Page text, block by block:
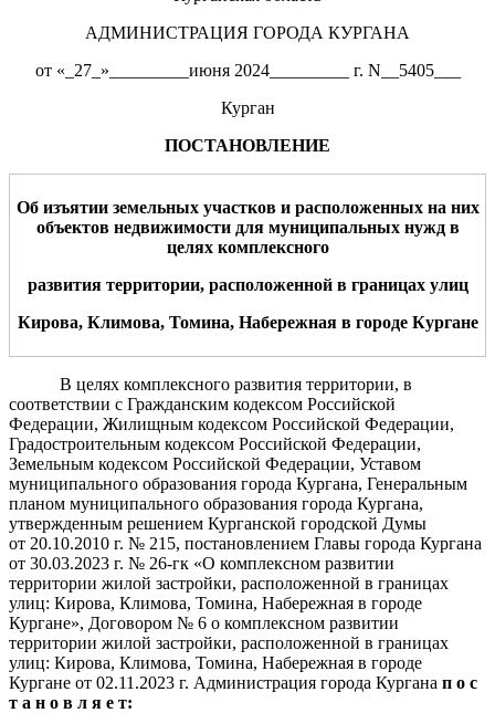
АДМИНИСТРАЦИЯ ГОРОДА КУРГАНА
от «_27_»_________июня 2024_________ г. N__5405___
Курган
ПОСТАНОВЛЕНИЕ
Об изъятии земельных участкови расположенных на них
объектов недвижимости для муниципальных нужд в
целях комплексного
развития территории, расположенной в границах улиц
Кирова, Климова, Томина, Набережнаяв городе Кургане
В целях комплексного развития территории, в
соответствии с Гражданским кодексом Российской
Федерации, Жилищным кодексом Российской Федерации,
Градостроительным кодексом Российской Федерации,
Земельным кодексом Российской Федерации, Уставом
муниципального образования города Кургана, Генеральным
планом муниципального образования города Кургана,
утвержденным решением Курганской городской Думы
от 20.10.2010 г. № 215, постановлением Главы города Кургана
от 30.03.2023 г. № 26-гк «О комплексном развитии
территории жилой застройки, расположенной в границах
улиц: Кирова, Климова, Томина, Набережная в городе
Кургане», Договором № 6 о комплексном развитии
территории жилой застройки, расположенной в границах
улиц: Кирова, Климова, Томина, Набережная в городе
Кургане от 02.11.2023 г. Администрация города Кургана п о с
т а н о в л я е т: